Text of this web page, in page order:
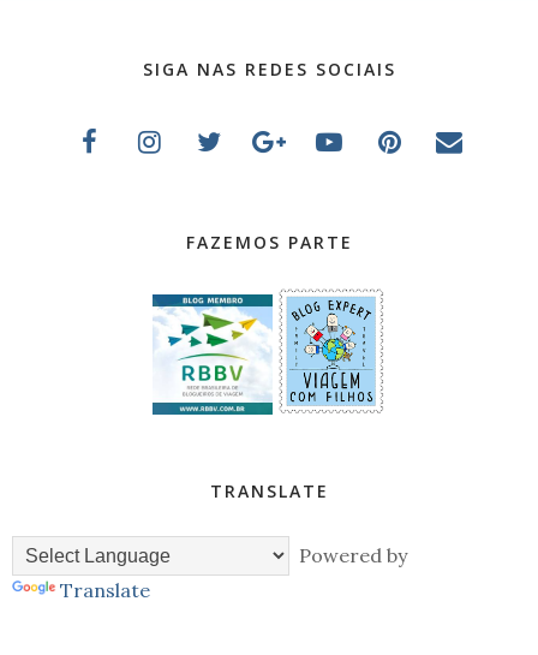
SIGA NAS REDES SOCIAIS
FAZEMOS PARTE
TRANSLATE
Powered by
Translate